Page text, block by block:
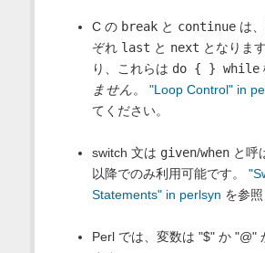
C の breakと continueは、
ぞれ last と next となりま
り、これらは do { } while
ません。 "Loop Control" in
てください。
switch 文は given/whenと呼
以降でのみ利用可能です。
Statements" in perlsyn を参照
Perl では、変数は "$" か "@"